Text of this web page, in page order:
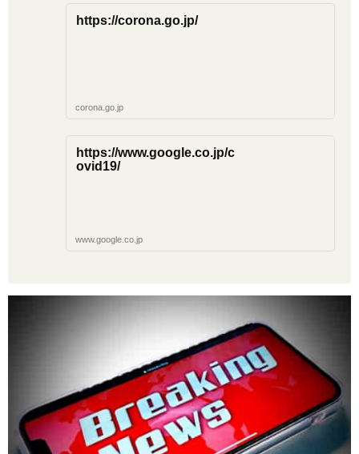
https://corona.go.jp/
corona.go.jp
https://www.google.co.jp/c
ovid19/
www.google.co.jp